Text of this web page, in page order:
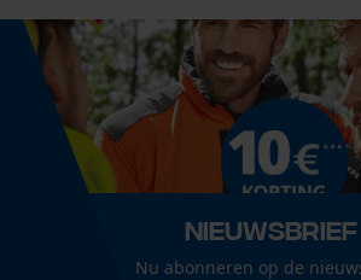
Unikleur
Grootte & afmetingen
Resulterende borsthoek
Nieuwsbrief
Nu abonneren op de
Prestatie en functionele
Cookies
Loop54 Personalization
Gepersonaliseerde
Opgeslagen winkelwagen
Persoonlijke begroeting